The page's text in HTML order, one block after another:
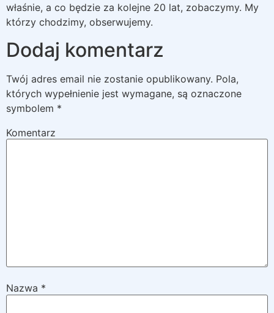
właśnie, a co będzie za kolejne 20 lat, zobaczymy. My
którzy chodzimy, obserwujemy.
Dodaj komentarz
Twój adres email nie zostanie opublikowany. Pola,
których wypełnienie jest wymagane, są oznaczone
symbolem *
Komentarz
Nazwa *